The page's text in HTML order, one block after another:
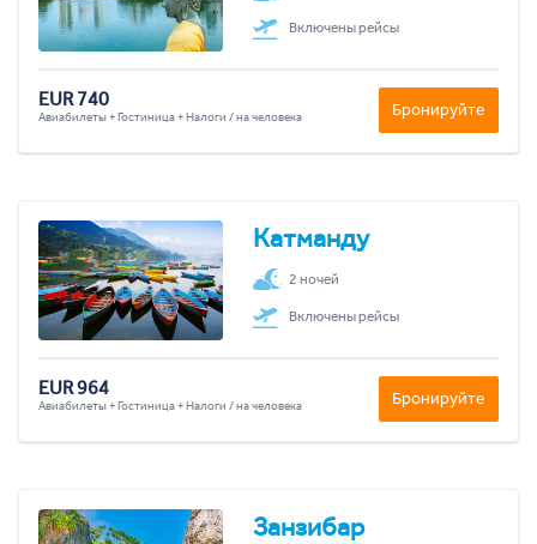
Включены рейсы
EUR 740
Авиабилеты + Гостиница + Налоги / на человека Бронируйте
Катманду
2 ночей
Включены рейсы
EUR 964
Авиабилеты + Гостиница + Налоги / на человека Бронируйте
Занзибар